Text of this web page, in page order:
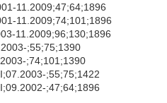
11.2009;47;64;1896
11.2009;74;101;1896
11.2009;96;130;1896
;55;75;1390
;74;101;1390
;55;75;1422
;47;64;1896